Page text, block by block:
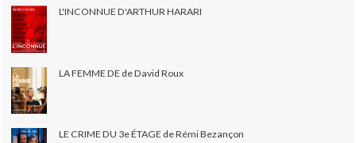
L'INCONNUE D'ARTHUR HARARI
LA FEMME DE de David Roux
LE CRIME DU 3e ÉTAGE de Rémi Bezançon